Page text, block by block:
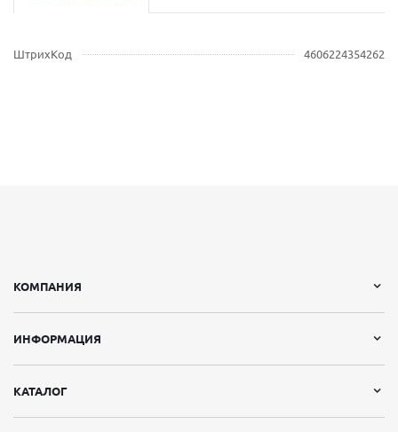
ШтрихКод 4606224354262
КОМПАНИЯ
ИНФОРМАЦИЯ
КАТАЛОГ